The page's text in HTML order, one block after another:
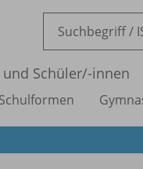
und Schüler/-innen